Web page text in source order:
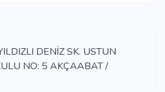
Okul EkleDENİZ SK. USTUN
NO: 5 AKÇAABAT /